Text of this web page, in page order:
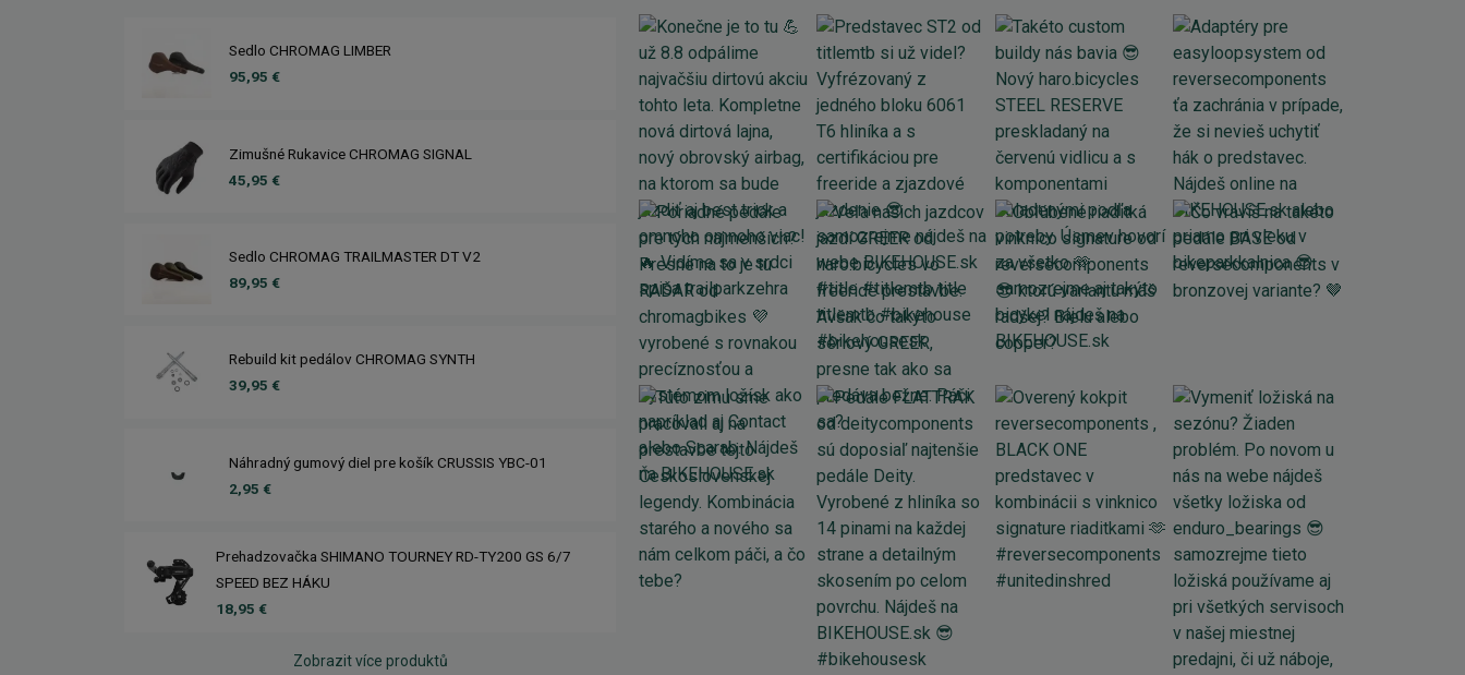
Sedlo CHROMAG LIMBER
95,95 €
Zimušné Rukavice CHROMAG SIGNAL
45,95 €
Sedlo CHROMAG TRAILMASTER DT V2
89,95 €
Rebuild kit pedálov CHROMAG SYNTH
39,95 €
Náhradný gumový diel pre košík CRUSSIS YBC-01
2,95 €
Prehadzovačka SHIMANO TOURNEY RD-TY200 GS 6/7
SPEED BEZ HÁKU
18,95 €
Zobrazit více produktů